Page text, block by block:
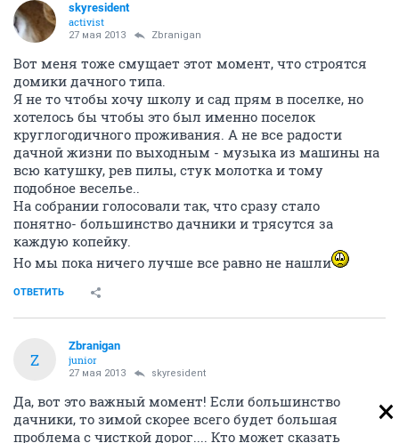
skyresident
activist
27 мая 2013 Zbranigan
Вот меня тоже смущает этот момент, что строятся
домики дачного типа.
Я не то чтобы хочу школу и сад прям в поселке, но
хотелось бы чтобы это был именно поселок
круглогодичного проживания. А не все радости
дачной жизни по выходным - музыка из машины на
всю катушку, рев пилы, стук молотка и тому
подобное веселье..
На собрании голосовали так, что сразу стало
понятно- большинство дачники и трясутся за
каждую копейку.
Но мы пока ничего лучше все равно не нашли
ОТВЕТИТЬ
Z
Zbranigan
junior
27 мая 2013 skyresident
Да, вот это важный момент! Если большинство
дачники, то зимой скорее всего будет большая
проблема с чисткой дорог.... Кто может сказать